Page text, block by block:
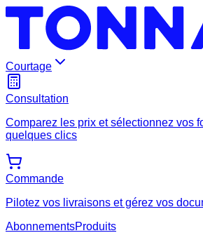
Courtage
Consultation
Comparez les prix et sélectionnez vos
quelques clics
Commande
Pilotez vos livraisons et gérez vos
AbonnementsProduits